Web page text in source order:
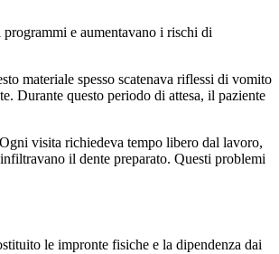
e aumentavano i rischi di
materiale spesso scatenava riflessi di vomito
Durante questo periodo di attesa, il paziente
visita richiedeva tempo libero dal lavoro,
il dente preparato. Questi problemi
le impronte fisiche e la dipendenza dai